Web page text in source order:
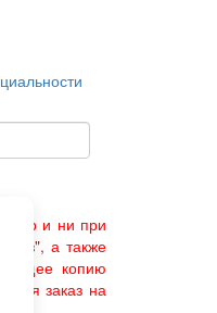
и ни при
а также
копию
заказ на